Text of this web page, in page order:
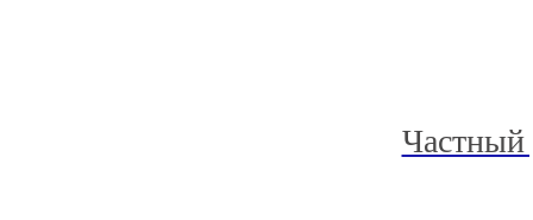
Частный